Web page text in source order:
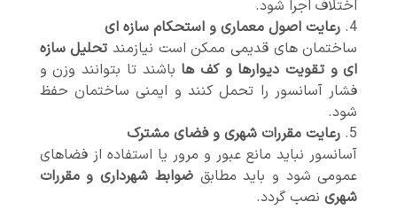
اختلاف اجرا شود.
رعایت اصول معماری و استحکام سازه ای
ساختمان های قدیمی ممکن است نیازمند تحلیل سازه
ای و تقویت دیوارها و کف ها باشند تا بتوانند وزن و
فشار آسانسور را تحمل کنند و ایمنی ساختمان حفظ
شود.
رعایت مقررات شهری و فضای مشترک
آسانسور نباید مانع عبور و مرور یا استفاده از فضاهای
عمومی شود و باید مطابقضوابط شهرداری و مقررات
شهرینصب گردد.